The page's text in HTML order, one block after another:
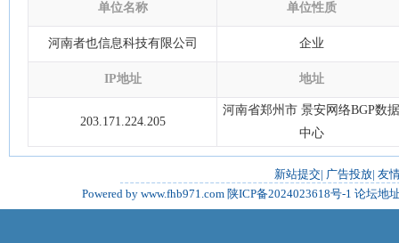
单位名称 单位性质
河南者也信息科技有限公司 企业
IP地址 地址
203.171.224.205
河南省郑州市 景安网络BGP数据
中心
新站提交| 广告投放| 友
Powered by www.fhb971.com 陕ICP备2024023618号-1 论坛地